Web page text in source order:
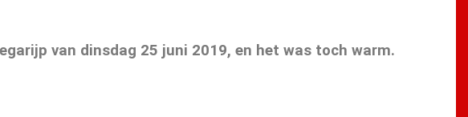
van dinsdag 25 juni 2019, en het was toch warm.